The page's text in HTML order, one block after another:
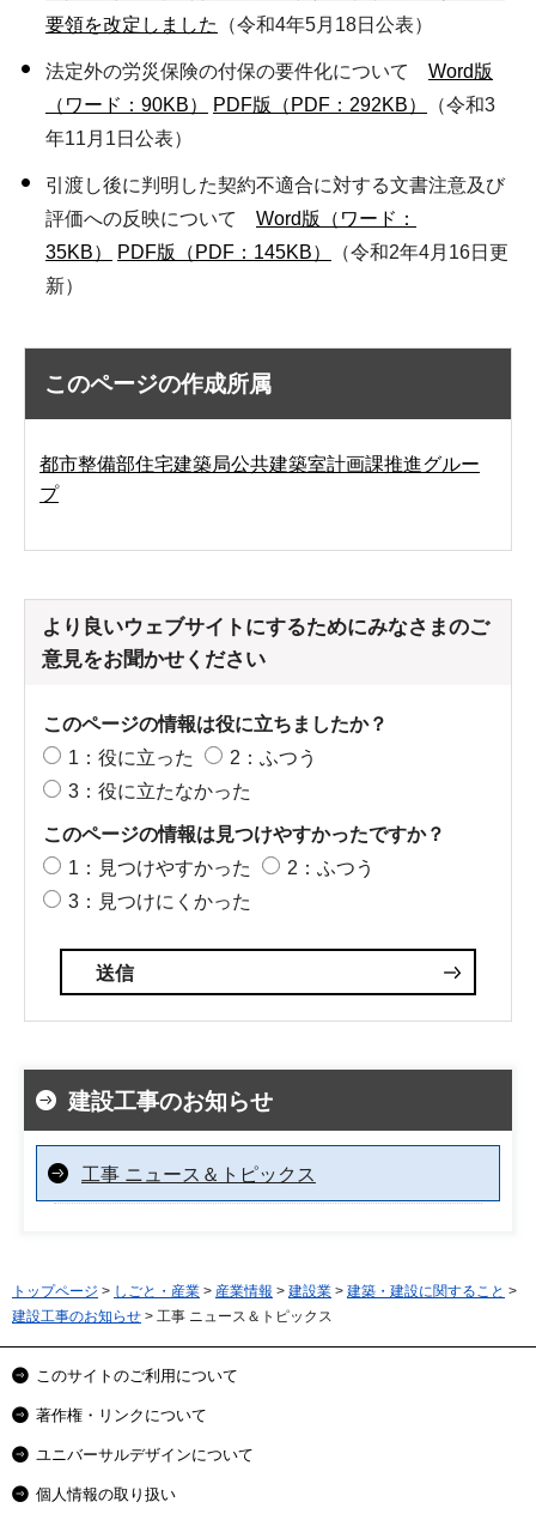
要領を改定しました
（令和4年5月18日公表）
法定外の労災保険の付保の要件化について Word版
（ワード：90KB）
PDF版（PDF：292KB）
（令和3
年11月1日公表）
引渡し後に判明した契約不適合に対する文書注意及び
評価への反映について Word版（ワード：
35KB）
PDF版（PDF：145KB）
（令和2年4月16日更
新）
このページの作成所属
都市整備部住宅建築局公共建築室計画課推進グルー
プ
より良いウェブサイトにするためにみなさまのご
意見をお聞かせください
このページの情報は役に立ちましたか？
1：役に立った
2：ふつう
3：役に立たなかった
このページの情報は見つけやすかったですか？
1：見つけやすかった
2：ふつう
3：見つけにくかった
建設工事のお知らせ
工事 ニュース＆トピックス
トップページ > しごと・産業 > 産業情報 > 建設業 > 建築・建設に関すること >
建設工事のお知らせ > 工事 ニュース＆トピックス
このサイトのご利用について
著作権・リンクについて
ユニバーサルデザインについて
個人情報の取り扱い